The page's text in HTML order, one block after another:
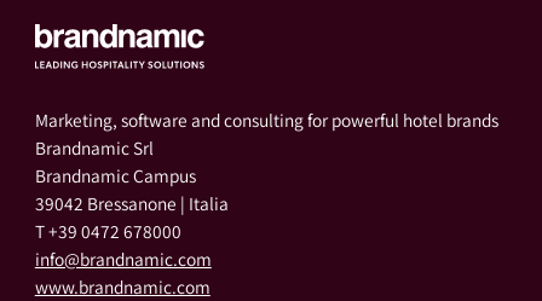
Marketing, software and consulting for powerful hotel brands
Brandnamic Srl
Brandnamic Campus
39042 Bressanone | Italia
T +39 0472 678000
info@brandnamic.com
www.brandnamic.com